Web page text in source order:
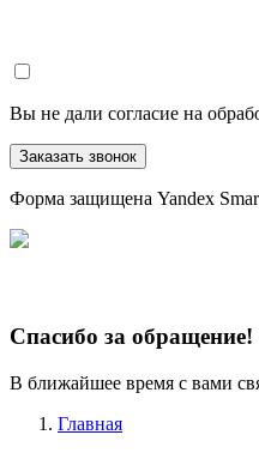
Вы не дали согласие на
Заказать звонок
Форма защищена Yandex
Спасибо за обращение!
В ближайшее время с вами
Главная